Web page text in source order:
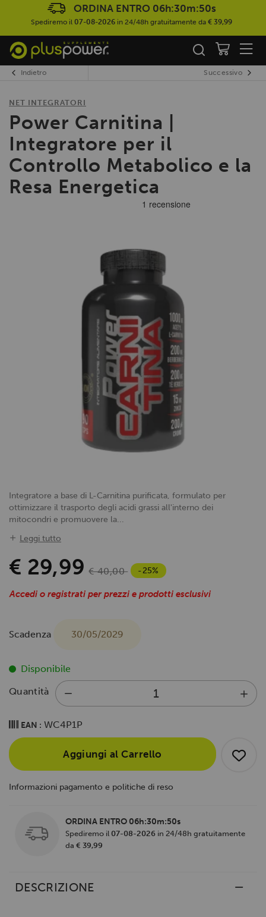
ORDINA ENTRO 06h:30m:49s
Spediremo il 07-08-2026 in 24/48h gratuitamente da € 39,99
Indietro Successivo
NET INTEGRATORI
Power Carnitina |
Integratore per il
Controllo Metabolico e la
Resa Energetica
Integratore a base di L-Carnitina purificata, formulato per
ottimizzare il trasporto degli acidi grassi all'interno dei
mitocondri e promuovere la...
Leggi tutto
€ 29,99 € 40,00 -25%
Accedi o registrati per prezzi e prodotti esclusivi
Scadenza 30/05/2029
Disponibile
Quantità
EAN : WC4P1P
Aggiungi al Carrello
Informazioni pagamento e politiche di reso
ORDINA ENTRO 06h:30m:49s
Spediremo il 07-08-2026 in 24/48h gratuitamente
da € 39,99
DESCRIZIONE